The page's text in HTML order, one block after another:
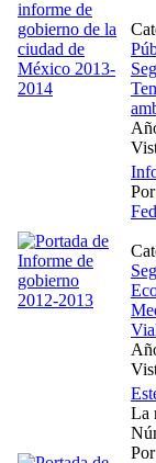
Por
La
Por